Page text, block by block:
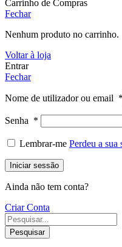
Carrinho de Compras
Fechar
Nenhum produto no carrinho.
Voltar à loja
Entrar
Fechar
Nome de utilizador ou email *
Senha *
Lembrar-me Perdeu a sua
Iniciar sessão
Ainda não tem conta?
Criar Conta
Pesquisar